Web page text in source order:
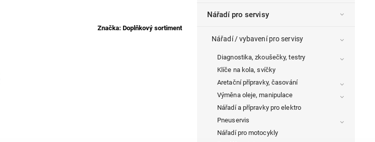
Nářadí pro servisy
Nářadí / vybavení pro servisy
Diagnostika, zkoušečky, testry
Klíče na kola, svíčky
Aretační přípravky, časování
Výměna oleje, manipulace
Nářadí a přípravky pro elektro
Pneuservis
Nářadí pro motocykly
Značka: Doplňkový sortiment